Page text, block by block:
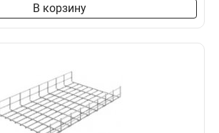
В корзину